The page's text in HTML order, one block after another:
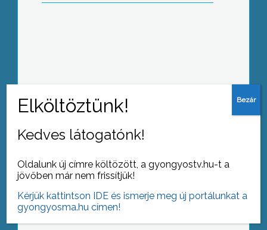
elejéig tapasztalható a legmagasabb
aktivitási csúcsa a vérszívóknak
Több mint egy tucat érmet hoztak el
az abasári borászok egy országos
borversenyről
Kedves látogatónk!
Oldalunk új címre költözött, a gyongyostv.hu-t a
jövőben már nem frissítjük!
Kérjük kattintson IDE és ismerje meg új portálunkat a
gyongyosma.hu címen!